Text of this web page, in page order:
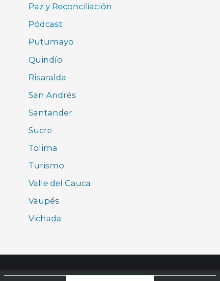
Paz y Reconciliación
Pódcast
Putumayo
Quindío
Risaralda
San Andrés
Santander
Sucre
Tolima
Turismo
Valle del Cauca
Vaupés
Vichada